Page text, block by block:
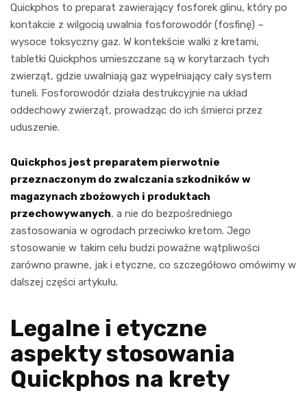
Quickphos to preparat zawierający fosforek glinu, który po
kontakcie z wilgocią uwalnia fosforowodór (fosfinę) –
wysoce toksyczny gaz. W kontekście walki z kretami,
tabletki Quickphos umieszczane są w korytarzach tych
zwierząt, gdzie uwalniają gaz wypełniający cały system
tuneli. Fosforowodór działa destrukcyjnie na układ
oddechowy zwierząt, prowadząc do ich śmierci przez
uduszenie.
Quickphos jest preparatem pierwotnie
przeznaczonym do zwalczania szkodników w
magazynach zbożowych i produktach
przechowywanych, a nie do bezpośredniego
zastosowania w ogrodach przeciwko kretom. Jego
stosowanie w takim celu budzi poważne wątpliwości
zarówno prawne, jak i etyczne, co szczegółowo omówimy w
dalszej części artykułu.
Legalne i etyczne
aspekty stosowania
Quickphos na krety